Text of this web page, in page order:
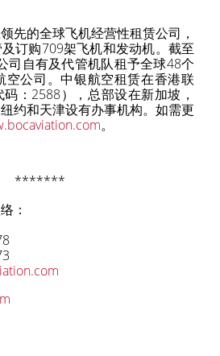
先的全球飞机经营性租赁公司，
订购709架飞机和发动机。 截至
司自有及代管机队租予全球48个
空公司。中银航空租赁在香港联
码： 2588），总部设在新加坡，
约和天津设有办事机构。如需更
。
*******
：